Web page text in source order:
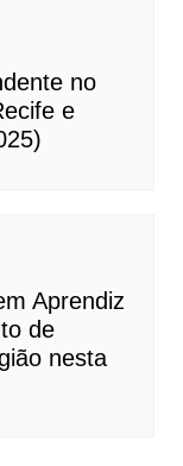
no
e
Aprendiz
de
nesta